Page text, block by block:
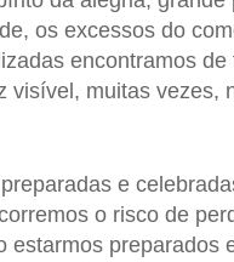
os excessos do
encontramos
muitas vezes,
e
o risco de
estarmos preparados